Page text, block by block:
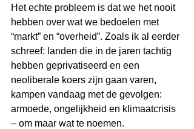
Het echte probleem is dat we het nooit
hebben over wat we bedoelen met
“markt” en “overheid”. Zoals ik al eerder
schreef: landen die in de jaren tachtig
hebben geprivatiseerd en een
neoliberale koers zijn gaan varen,
kampen vandaag met de gevolgen:
armoede, ongelijkheid en klimaatcrisis
– om maar wat te noemen.